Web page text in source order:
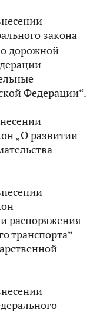
закона
дорожной
Федерации“.
„О развитии
распоряжения
транспорта“